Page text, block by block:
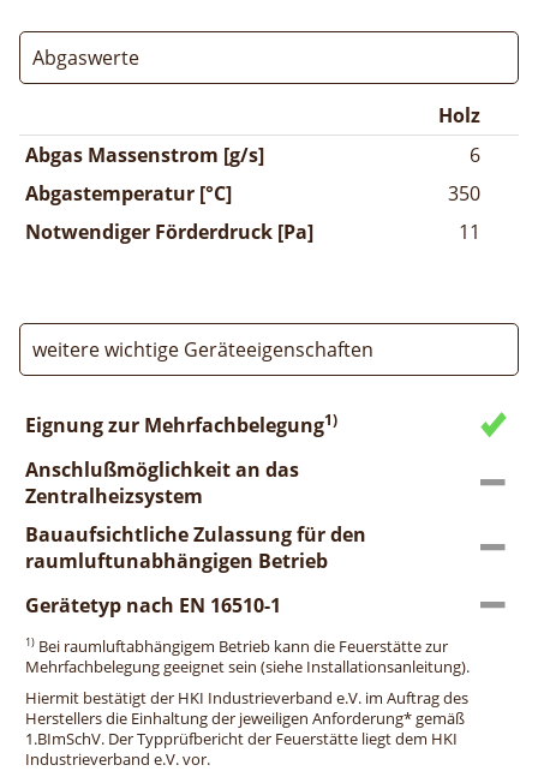
Abgaswerte
Holz
Abgas Massenstrom [g/s]
6
Abgastemperatur [°C]
350
Notwendiger Förderdruck [Pa]
11
weitere wichtige Geräteeigenschaften
Eignung zur Mehrfachbelegung1)
Anschlußmöglichkeit an das
Zentralheizsystem
Bauaufsichtliche Zulassung für den
raumluftunabhängigen Betrieb
Gerätetyp nach EN 16510-1
1) Bei raumluftabhängigem Betrieb kann die Feuerstätte zur
Mehrfachbelegung geeignet sein (siehe Installationsanleitung).
Hiermit bestätigt der HKI Industrieverband e.V. im Auftrag des
Herstellers die Einhaltung der jeweiligen Anforderung* gemäß
1.BImSchV. Der Typprüfbericht der Feuerstätte liegt dem HKI
Industrieverband e.V. vor.